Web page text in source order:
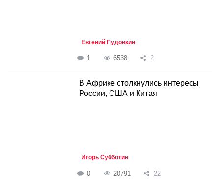
Евгений Пудовкин
1 6538 2
В Африке столкнулись интересы
России, США и Китая
Игорь Субботин
0 20791 22